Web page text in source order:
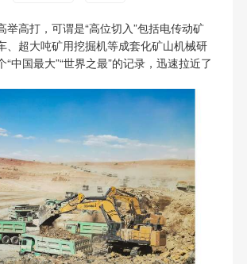
举高打，可谓是“高位切入”包括电传动矿
、超大吨矿用挖掘机等成套化矿山机械研
中国最大”“世界之最”的记录，迅速拉近了